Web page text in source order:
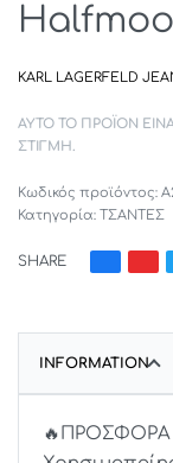
KARL LAGERFELD
ΑΥΤΌ ΤΟ ΠΡΟΪΌΝ
ΣΤΙΓΜΉ.
Κατηγορία: ΤΣΑΝΤΕΣ
SHARE
INFORMATION
🔥ΠΡΟΣΦΟΡΑ